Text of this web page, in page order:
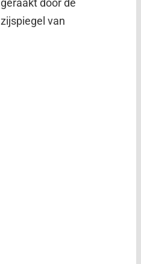
geraakt door de
zijspiegel van